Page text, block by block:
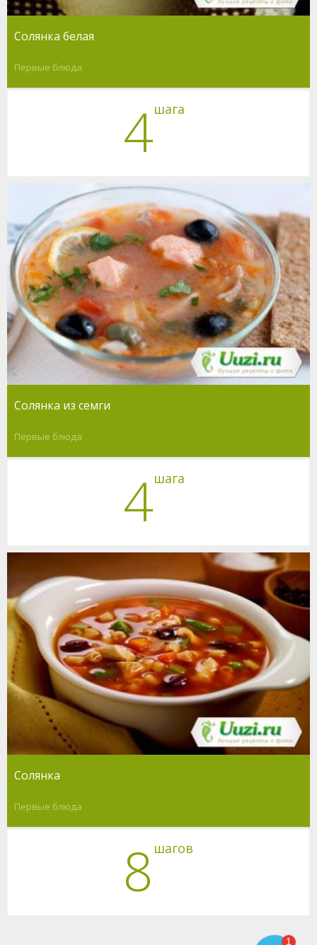
Солянка белая
Первые блюда
4шага
Солянка из семги
Первые блюда
4шага
Солянка
Первые блюда
8 шагов
1